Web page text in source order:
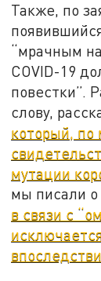
Также, по
“мрачным
COVID-19
повестки”.
слову,
который, по
мутации
мы писали
в связи с